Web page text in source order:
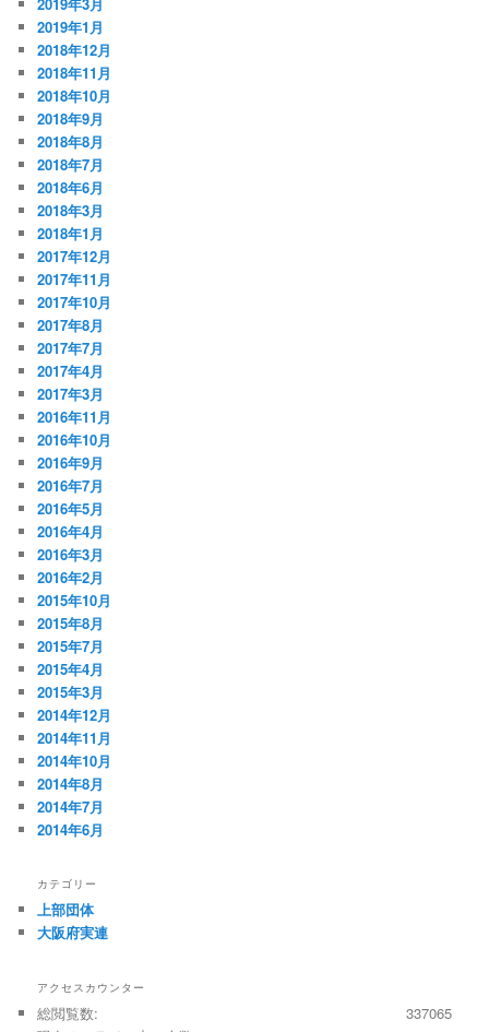
2019年1月
2018年12月
2018年11月
2018年10月
2018年9月
2018年8月
2018年7月
2018年6月
2018年3月
2018年1月
2017年12月
2017年11月
2017年10月
2017年8月
2017年7月
2017年4月
2017年3月
2016年11月
2016年10月
2016年9月
2016年7月
2016年5月
2016年4月
2016年3月
2016年2月
2015年10月
2015年8月
2015年7月
2015年4月
2015年3月
2014年12月
2014年11月
2014年10月
2014年8月
2014年7月
2014年6月
カテゴリー
上部団体
大阪府実連
アクセスカウンター
337065
総閲覧数: